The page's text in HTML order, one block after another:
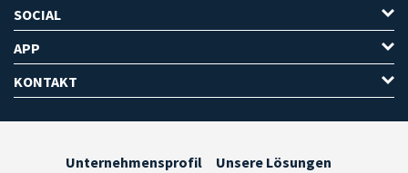
SOCIAL
APP
KONTAKT
Unternehmensprofil
Unsere Lösungen